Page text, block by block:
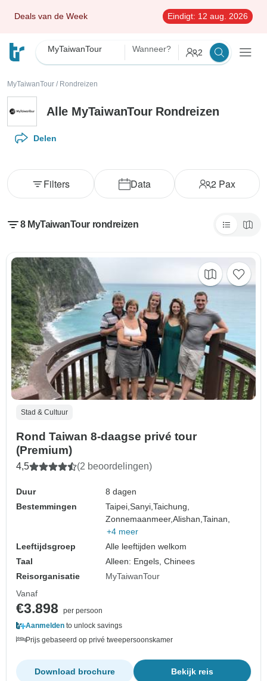
Deals van de Week Eindigt: 12 aug. 2026
MyTaiwanTour Wanneer? 2
MyTaiwanTour / Rondreizen
Alle MyTaiwanTour Rondreizen
Delen
Data 2 Pax
Filters
8 MyTaiwanTour rondreizen
Stad & Cultuur
Rond Taiwan 8-daagse privé tour
(Premium)
4,5 (2 beoordelingen)
Duur
8 dagen
Bestemmingen
Taipei,Sanyi,Taichung,
Zonnemaanmeer,Alishan,Tainan,
+4 meer
Leeftijdsgroep
Alle leeftijden welkom
Taal
Alleen: Engels, Chinees
Reisorganisatie
MyTaiwanTour
Vanaf
€3.898
per persoon
Aanmelden to unlock savings
Prijs gebaseerd op privé tweepersoonskamer
Bekijk reis
Download brochure